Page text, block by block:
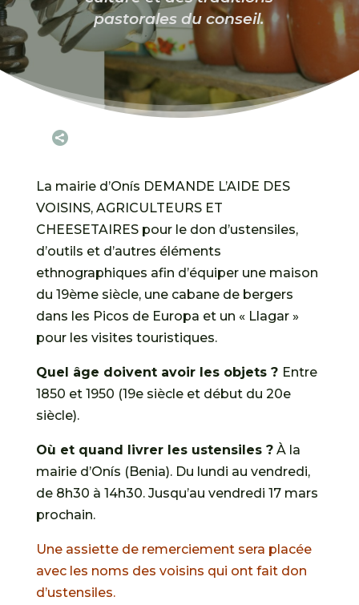
pastorales du conseil.

La mairie d’Onís DEMANDE L’AIDE DES
VOISINS, AGRICULTEURS ET
CHEESETAIRES pour le don d’ustensiles,
d’outils et d’autres éléments
ethnographiques afin d’équiper une maison
du 19ème siècle, une cabane de bergers
dans les Picos de Europa et un « Llagar »
pour les visites touristiques.
Quel âge doivent avoir les objets ? Entre
1850 et 1950 (19e siècle et début du 20e
siècle).
Où et quand livrer les ustensiles ?À la
mairie d’Onís (Benia). Du lundi au vendredi,
de 8h30 à 14h30. Jusqu’au vendredi 17 mars
prochain.
Une assiette de remerciement sera placée
avec les noms des voisins qui ont fait don
d’ustensiles.